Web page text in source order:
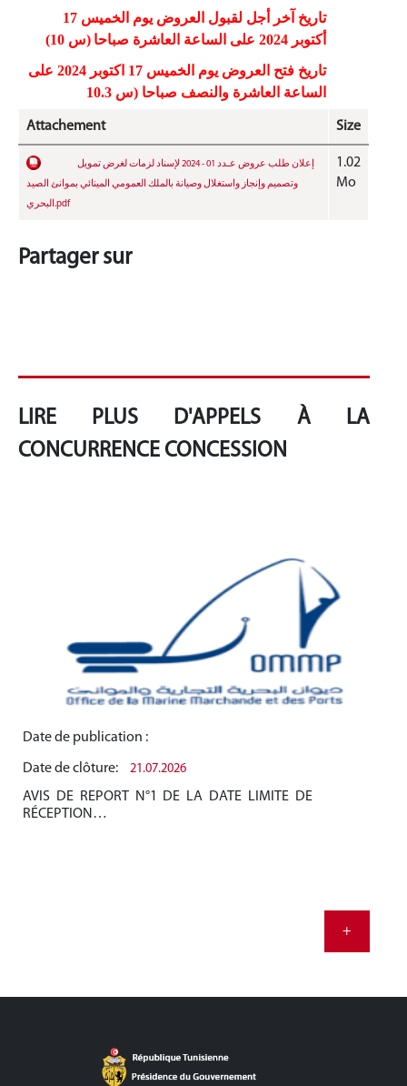
تاريخ آخر أجل لقبول العروض ي
وم الخميس 17
أكتوبر 2024 على الساعة العاشرة صباحا
(س 10)
تاريخ فتح العروض يوم
الخميس 17 اكتوبر 2024 على
الساعة العاشرة والنصف صباحا (س 10.3
Attachement Size
إعلان طلب عروض عـدد 01 - 2024 لإسناد لزمات لغرض تمويل
وتصميم وإنجاز واستغلال وصيانة بالملك العمومي المينائي بموانئ الصيد
البحري.pdf
1.02
Mo
Partager sur
LIRE PLUS D'APPELS À LA
CONCURRENCE CONCESSION
Date de publication :
Date de clôture: 21.07.2026
AVIS DE REPORT N°1 DE LA DATE LIMITE DE
RÉCEPTION…
+